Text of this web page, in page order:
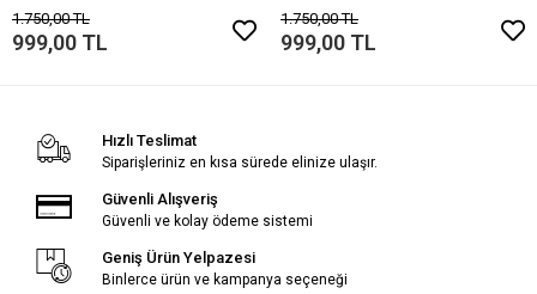
1.750,00 TL
999,00 TL
1.750,00 TL
999,00 TL
Hızlı Teslimat
Siparişleriniz en kısa sürede elinize ulaşır.
Güvenli Alışveriş
Güvenli ve kolay ödeme sistemi
Geniş Ürün Yelpazesi
Binlerce ürün ve kampanya seçeneği